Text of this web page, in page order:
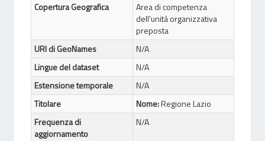
Copertura Geografica
Area di competenza
dell'unità organizzativa
preposta
URI di GeoNames
N/A
Lingue del dataset
N/A
Estensione temporale
N/A
Titolare
Nome:Regione Lazio
Frequenza di
aggiornamento
N/A